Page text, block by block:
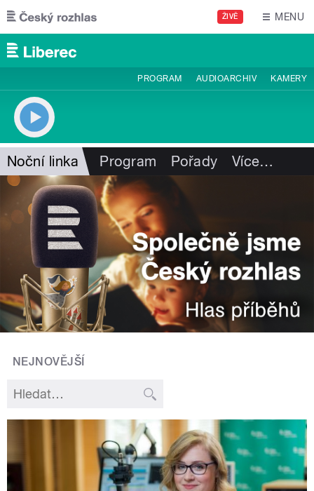
Přejít k hlavnímu obsahu
ŽIVĚ MENU
PROGRAM AUDIOARCHIV KAMERY
Noční linka Program Pořady Více…
NEJNOVĚJŠÍ